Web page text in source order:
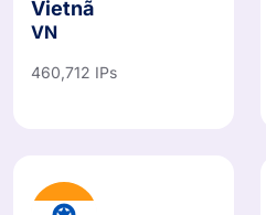
Vietnã
VN
460,712 IPs